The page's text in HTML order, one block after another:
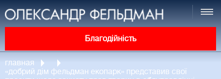
Благодійність
главная
«добрий дім фельдман екопарк» представив свої